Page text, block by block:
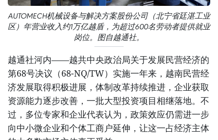
AUTOMECH机械设备与解决方案股份公司（北宁省廷湛工业
区）年营业收入约1万亿越盾，为超过600名劳动者提供就业
岗位。图自越通社。
越通社河内——越共中央政治局关于发展民营经济的
第68号决议（68-NQ/TW）实施一年来，越南民营经
济发展取得积极进展，体制改革持续推进，企业获取
资源能力逐步改善，一批大型投资项目相继落地。不
过，多位专家和企业代表认为，政策效应仍需进一步
向中小微企业和个体工商户延伸，让这一占经济主体